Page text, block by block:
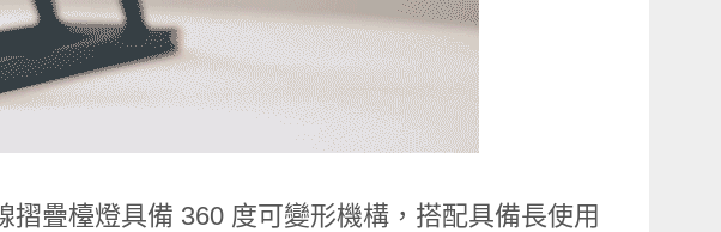
疊檯燈具備 360 度可變形機構，搭配具備長使用